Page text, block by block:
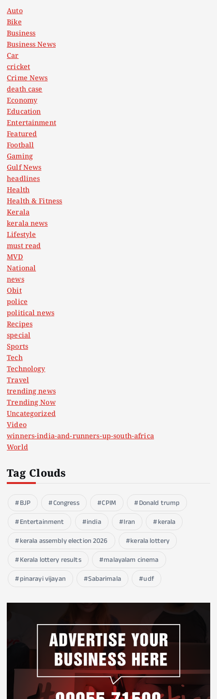
Auto
Bike
Business
Business News
Car
cricket
Crime News
death case
Economy
Education
Entertainment
Featured
Football
Gaming
Gulf News
headlines
Health
Health & Fitness
Kerala
kerala news
Lifestyle
must read
MVD
National
news
Obit
police
political news
Recipes
special
Sports
Tech
Technology
Travel
trending news
Trending Now
Uncategorized
Video
winners-india-and-runners-up-south-africa
World
Tag Clouds
BJP Congress CPIM
Donald trump
Entertainment
india Iran
kerala
kerala assembly election 2026
kerala lottery
Kerala lottery results
malayalam cinema
pinarayi vijayan
Sabarimala udf